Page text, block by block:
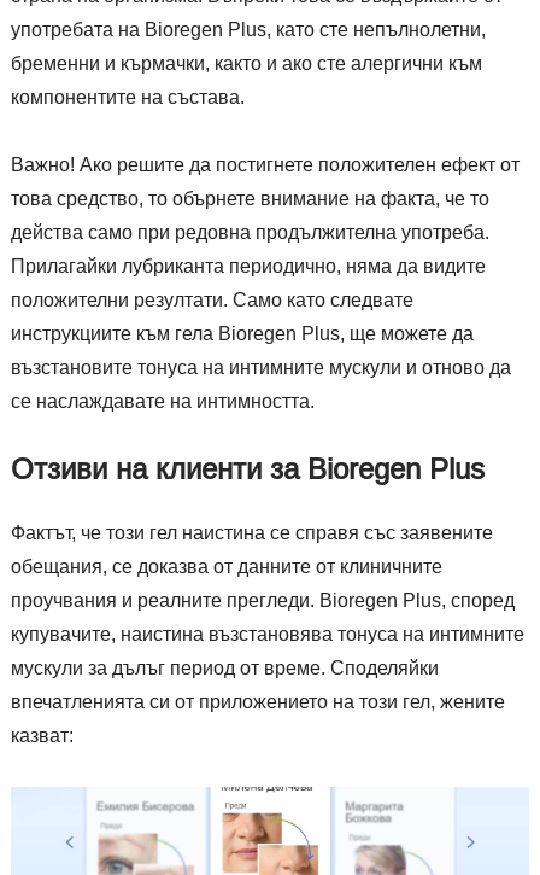
употребата на Bioregen Plus, като сте непълнолетни,
бременни и кърмачки, както и ако сте алергични към
компонентите на състава.
Важно! Ако решите да постигнете положителен ефект от
това средство, то обърнете внимание на факта, че то
действа само при редовна продължителна употреба.
Прилагайки лубриканта периодично, няма да видите
положителни резултати. Само като следвате
инструкциите към гела Bioregen Plus, ще можете да
възстановите тонуса на интимните мускули и отново да
се наслаждавате на интимността.
Отзиви на клиенти за Bioregen Plus
Фактът, че този гел наистина се справя със заявените
обещания, се доказва от данните от клиничните
проучвания и реалните прегледи. Bioregen Plus, според
купувачите, наистина възстановява тонуса на интимните
мускули за дълъг период от време. Споделяйки
впечатленията си от приложението на този гел, жените
казват: